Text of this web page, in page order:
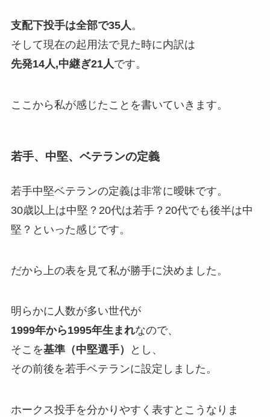
支配下投手は全部で35人。
そして現在の起用法で見た時に内訳は
先発14人,中継ぎ21人です。
ここから私が感じたことを書いていきます。
若手、中堅、ベテランの定義
若手中堅ベテランの定義は非常に曖昧です。
30歳以上は中堅？20代は若手？20代でも後半は中
堅？といった感じです。
だから上の表を見て私が勝手に決めました。
明らかに人数が多い世代が
1999年から1995年生まれなので、
そこを基準（中堅選手）
とし、
その前後を若手ベテランに設定しました。
ホークス投手を分かりやすく表すとこうなりま